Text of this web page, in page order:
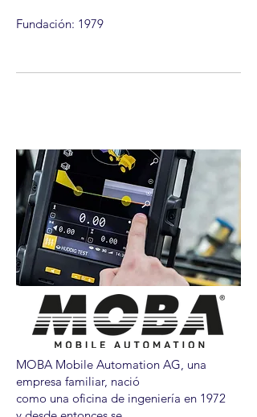
Fundación: 1979
MOBA Mobile Automation AG, una
empresa familiar, nació
como una oficina de ingeniería en 1972